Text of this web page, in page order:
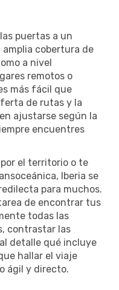
puertas a un
cobertura de
a nivel
remotos o
más fácil que
de rutas y la
ajustarse según la
encuentres
el territorio o te
Iberia se
para muchos.
de encontrar tus
todas las
contrastar las
detalle qué incluye
hallar el viaje
ágil y directo.